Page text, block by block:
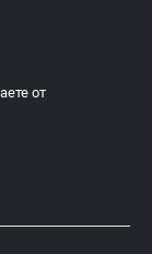
от